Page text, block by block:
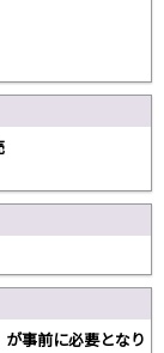
事前に必要となり